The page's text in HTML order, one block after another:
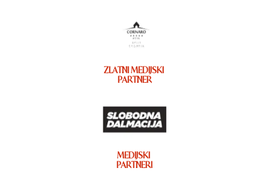
ZLATNI MEDIJSKI
PARTNER
MEDIJSKI
PARTNERI